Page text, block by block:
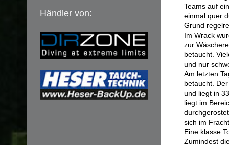
Teams auf
einmal quer
Grund
Im Wrack
zur
betaucht.
und nur
Am letzten
betaucht.
und liegt in
liegt im
sich im
Eine klasse
Zumindest
Händler von: